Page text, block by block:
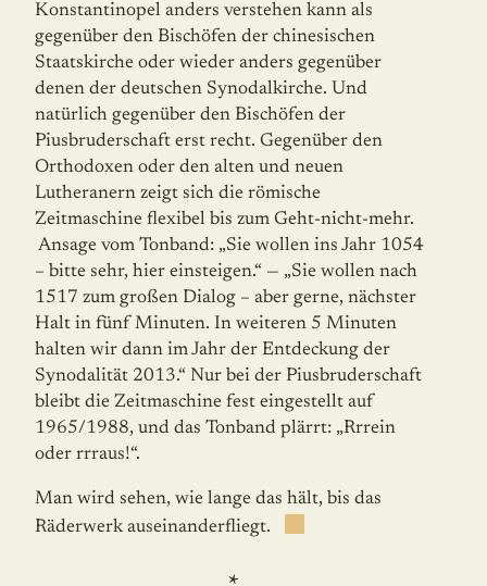
Konstantinopel anders verstehen kann als
gegenüber den Bischöfen der chinesischen
Staatskirche oder wieder anders gegenüber
denen der deutschen Synodal­kirche. Und
natürlich gegenüber den Bischöfen der
Piusbruderschaft erst recht. Gegen­über den
Orthodoxen oder den alten und neuen
Lutheranern zeigt sich die römische
Zeitmaschine flexibel bis zum Geht-nicht-mehr.
Ansage vom Tonband: „Sie wollen ins Jahr 1054
– bitte sehr, hier einsteigen.“ — „Sie wollen nach
1517 zum großen Dialog – aber gerne, nächster
Halt in fünf Minuten. In weiteren 5 Minuten
halten wir dann im Jahr der Entdeckung der
Synodalität 2013.“ Nur bei der Piusbruderschaft
bleibt die Zeitmaschine fest eingestellt auf
1965/1988, und das Tonband plärrt: „Rrrein
oder rrraus!“.
Man wird sehen, wie lange das hält, bis das
Räderwerk auseinanderfliegt.